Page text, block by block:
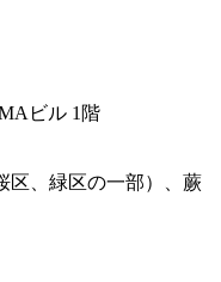
ビル 1階
区、緑区の一部）、蕨